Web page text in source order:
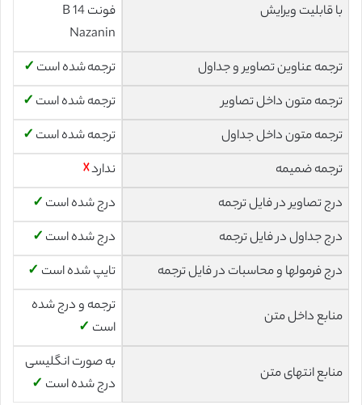
با قابلیت ویرایش
فونت 14 B
Nazanin
ترجمه عناوین تصاویر و جداول
ترجمه شده است ✓
ترجمه متون داخل تصاویر
ترجمه شده است ✓
ترجمه متون داخل جداول
ترجمه شده است ✓
ترجمه ضمیمه
ندارد☓
درج تصاویر در فایل ترجمه
درج شده است ✓
درج جداول در فایل ترجمه
درج شده است ✓
درج فرمولها و محاسبات در فایل ترجمه
تایپ شده است ✓
منابع داخل متن
ترجمه و درج شده
است ✓
منابع انتهای متن
به صورت انگلیسی
درج شده است ✓